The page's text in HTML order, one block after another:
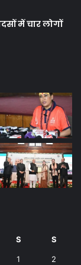
में चार लोगों
S S
1 2